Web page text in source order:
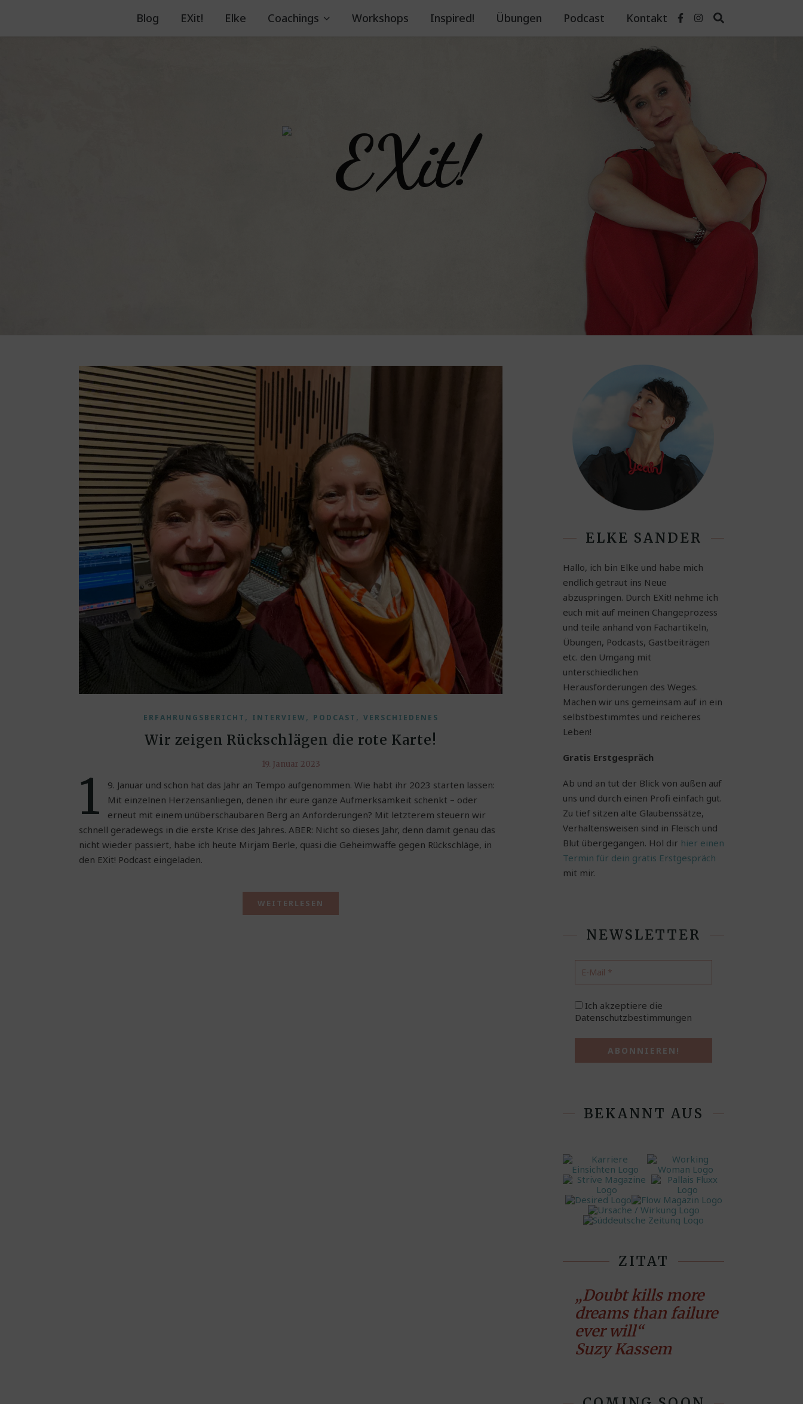
Blog EXit! Elke Coachings Workshops Inspired! Übungen Podcast Kontakt
ERFAHRUNGSBERICHT , INTERVIEW , PODCAST , VERSCHIEDENES
Wir zeigen Rückschlägen die rote Karte!
19. Januar 2023
1
9. Januar und schon hat das Jahr an Tempo aufgenommen. Wie habt ihr 2023 starten lassen:
Mit einzelnen Herzensanliegen, denen ihr eure ganze Aufmerksamkeit schenkt – oder
erneut mit einem unüberschaubaren Berg an Anforderungen? Mit letzterem steuern wir
schnell geradewegs in die erste Krise des Jahres. ABER: Nicht so dieses Jahr, denn damit genau das
nicht wieder passiert, habe ich heute Mirjam Berle, quasi die Geheimwaffe gegen Rückschläge, in
den EXit! Podcast eingeladen.
WEITERLESEN
ELKE SANDER
Hallo, ich bin Elke und habe mich
endlich getraut ins Neue
abzuspringen. Durch EXit! nehme ich
euch mit auf meinen Changeprozess
und teile anhand von Fachartikeln,
Übungen, Podcasts, Gastbeiträgen
etc. den Umgang mit
unterschiedlichen
Herausforderungen des Weges.
Machen wir uns gemeinsam auf in ein
selbstbestimmtes und reicheres
Leben!
Gratis Erstgespräch
Ab und an tut der Blick von außen auf
uns und durch einen Profi einfach gut.
Zu tief sitzen alte Glaubenssätze,
Verhaltensweisen sind in Fleisch und
Blut übergegangen. Hol dir hier einen
Termin für dein gratis Erstgespräch
mit mir.
NEWSLETTER
Ich akzeptiere die
Datenschutzbestimmungen
BEKANNT AUS
ZITAT
„Doubt kills more
dreams than failure
ever will“
Suzy Kassem